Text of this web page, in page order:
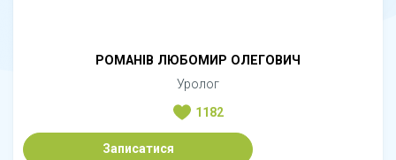
РОМАНІВ ЛЮБОМИР ОЛЕГОВИЧ
Уролог
1182
Записатися